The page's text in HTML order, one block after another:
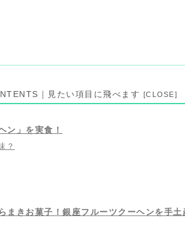
｜見たい項目に飛べます
ン」を実食！
？
まきお菓子！銀座フルーツクーヘンを手